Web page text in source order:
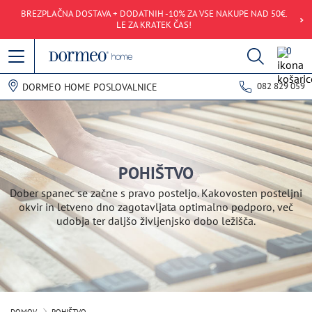
BREZPLAČNA DOSTAVA + DODATNIH -10% ZA VSE NAKUPE NAD 50€.
LE ZA KRATEK ČAS!
0
DORMEO HOME POSLOVALNICE 082 829 059
POHIŠTVO
Dober spanec se začne s pravo posteljo. Kakovosten posteljni
okvir in letveno dno zagotavljata optimalno podporo, več
udobja ter daljšo življenjsko dobo ležišča.